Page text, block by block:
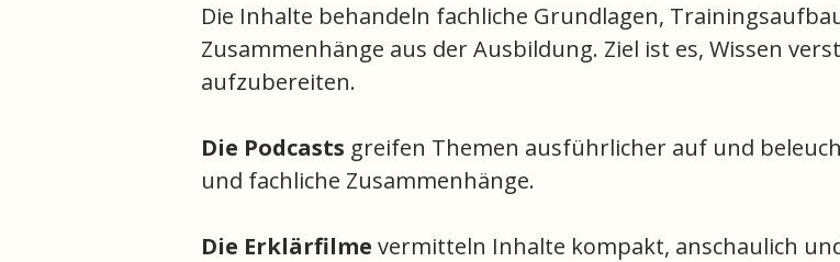
Die Inhalte behandeln fachliche Grundlagen,
Zusammenhänge aus der Ausbildung. Ziel ist es, Wissen
aufzubereiten.
Die Podcasts greifen Themen ausführlicher auf und
und fachliche Zusammenhänge.
Die Erklärfilme vermitteln Inhalte kompakt, anschaulich